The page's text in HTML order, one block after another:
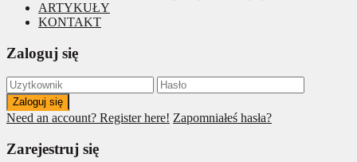
ARTYKUŁY
KONTAKT
Zaloguj się
Zaloguj się
Need an account? Register here! Zapomniałeś hasła?
Zarejestruj się